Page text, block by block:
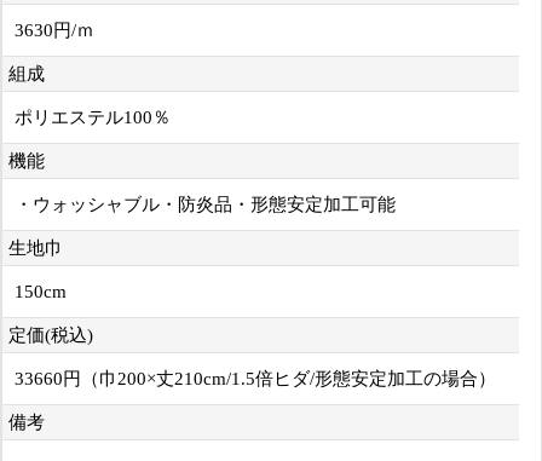
3630円/ｍ
組成
ポリエステル100％
機能
・ウォッシャブル・防炎品・形態安定加工可能
生地巾
150cm
定価(税込)
33660円（巾200×丈210cm/1.5倍ヒダ/形態安定加工の場合）
備考